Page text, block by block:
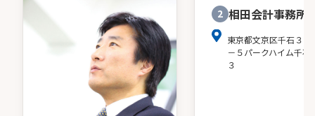
2 相田会計事務所
東京都文京区千石３－
－５パークハイム千石
３